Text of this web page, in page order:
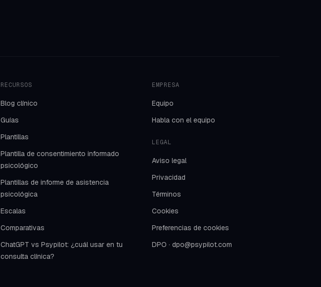
RECURSOS
Blog clínico
Guías
Plantillas
Plantilla de consentimiento informado
psicológico
Plantillas de informe de asistencia
psicológica
Escalas
Comparativas
ChatGPT vs Psypilot: ¿cuál usar en tu
consulta clínica?
EMPRESA
Equipo
Habla con el equipo
LEGAL
Aviso legal
Privacidad
Términos
Cookies
Preferencias de cookies
DPO · dpo@psypilot.com